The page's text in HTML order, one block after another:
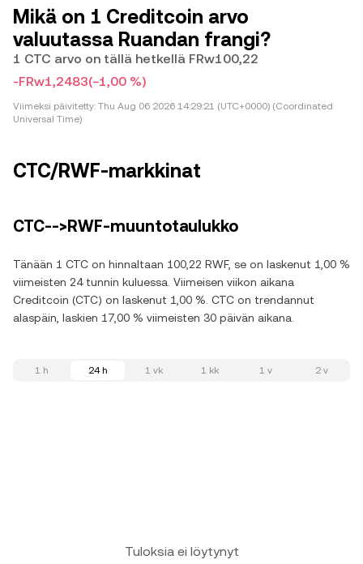
Mikä on 1 Creditcoin arvo
valuutassa Ruandan frangi?
1 CTC arvo on tällä hetkellä FRw100,22
-FRw1,2483(−1,00 %)
Viimeksi päivitetty: Thu Aug 06 2026 14:29:21 (UTC+0000) (Coordinated
Universal Time)
CTC/RWF-markkinat
CTC-->RWF-muuntotaulukko
Tänään 1 CTC on hinnaltaan 100,22 RWF, se on laskenut 1,00 %
viimeisten 24 tunnin kuluessa. Viimeisen viikon aikana
Creditcoin (CTC) on laskenut 1,00 %. CTC on trendannut
alaspäin, laskien 17,00 % viimeisten 30 päivän aikana.
1 h 24 h 1 vk 1 kk 1 v 2 v
Tuloksia ei löytynyt